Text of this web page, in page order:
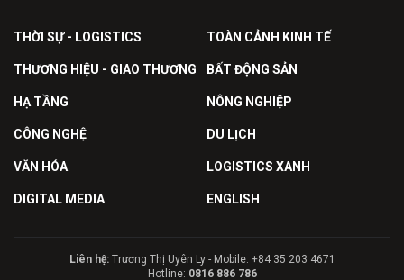
THỜI SỰ - LOGISTICS TOÀN CẢNH KINH TẾ
THƯƠNG HIỆU - GIAO THƯƠNG BẤT ĐỘNG SẢN
HẠ TẦNG NÔNG NGHIỆP
CÔNG NGHỆ DU LỊCH
VĂN HÓA LOGISTICS XANH
DIGITAL MEDIA ENGLISH
Liên hệ:Trương Thị Uyên Ly - Mobile: +84 35 203 4671
Hotline: 0816 886 786